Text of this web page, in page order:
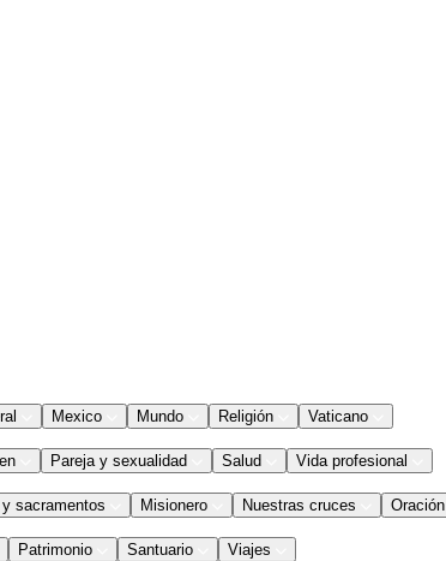
Mexico Mundo Religión Vaticano
Pareja y sexualidad Salud Vida profesional
y sacramentos Misionero Nuestras cruces Oración
Patrimonio Santuario Viajes